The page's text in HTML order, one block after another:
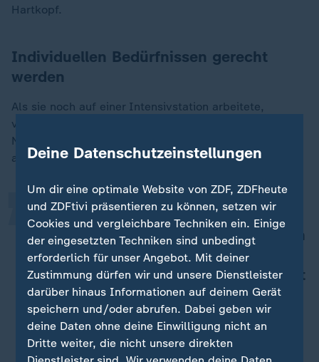
Hartkopf.
Individuellen Bedürfnissen gerecht
werden
Als sie noch auf einer Intensivstation arbeitete,
versorgte Schwarz-Hartkopf Kinder in akuten
Notfällen. Bei "Ülenkinder" ist ihre Aufgabe eine
andere - sie leitet die Eltern an.
Das ist so wie bei einem Kind, das
Laufen oder Fahrradfahren lernt: Man
hält noch hinten am Sattel fest und
irgendwann lässt man los. Und so ist
das hier eigentlich auch.
„
Pamela Schwarz-Hartkopf, Kinderkrankenpflegerin
Deine Datenschutzeinstellungen
Um dir eine optimale Website von ZDF, ZDFheute
und ZDFtivi präsentieren zu können, setzen wir
Cookies und vergleichbare Techniken ein. Einige
der eingesetzten Techniken sind unbedingt
erforderlich für unser Angebot. Mit deiner
Zustimmung dürfen wir und unsere Dienstleister
darüber hinaus Informationen auf deinem Gerät
speichern und/oder abrufen. Dabei geben wir
deine Daten ohne deine Einwilligung nicht an
Dritte weiter, die nicht unsere direkten